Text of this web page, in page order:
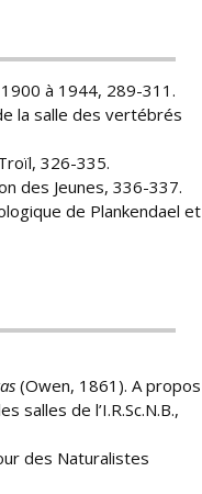
à 1944, 289-311.
la salle des vertébrés
326-335.
des Jeunes, 336-337.
de Plankendael et
(Owen, 1861). A propos
salles de l’I.R.Sc.N.B.,
des Naturalistes